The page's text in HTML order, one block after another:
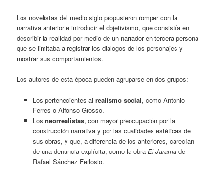
Los novelistas del medio siglo propusieron romper con la
narrativa anterior e introducir el objetivismo, que consistía en
describir la realidad por medio de un narrador en tercera persona
que se limitaba a registrar los diálogos de los personajes y
mostrar sus comportamientos.
Los autores de esta época pueden agruparse en dos grupos:
Los pertenecientes al realismo social, como Antonio
Ferres o Alfonso Grosso.
Los neorrealistas, con mayor preocupación por la
construcción narrativa y por las cualidades estéticas de
sus obras, y que, a diferencia de los anteriores, carecían
de una denuncia explícita, como la obra El Jaramade
Rafael Sánchez Ferlosio.